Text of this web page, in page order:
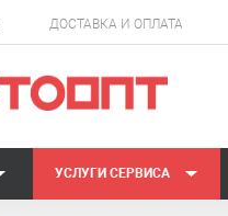
ДОСТАВКА И ОПЛАТА
УСЛУГИ СЕРВИСА